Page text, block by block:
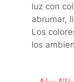
luz con
abrumar,
Los
los